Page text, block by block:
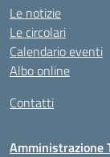
Le notizie
Le circolari
Calendario eventi
Albo online
Contatti
Amministrazione